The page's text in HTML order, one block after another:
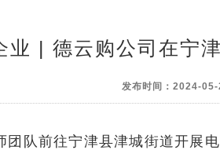
业 | 德云购公司在宁
发布时间： 2024-05-
队前往宁津县津城街道开展